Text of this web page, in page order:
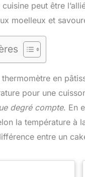
peut être
moelleux et
en
pour une
degré compte. En
la température à
entre un